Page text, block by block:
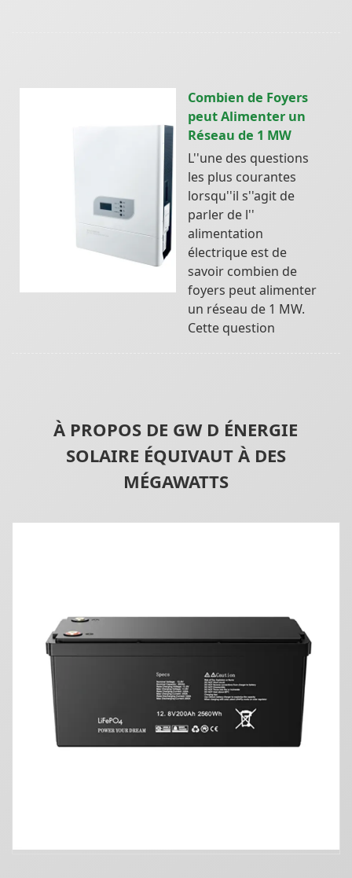
Combien de Foyers
peut Alimenter un
Réseau de 1 MW
L''une des questions
les plus courantes
lorsqu''il s''agit de
parler de l''
alimentation
électrique est de
savoir combien de
foyers peut alimenter
un réseau de 1 MW.
Cette question
À PROPOS DE GW D ÉNERGIE
SOLAIRE ÉQUIVAUT À DES
MÉGAWATTS